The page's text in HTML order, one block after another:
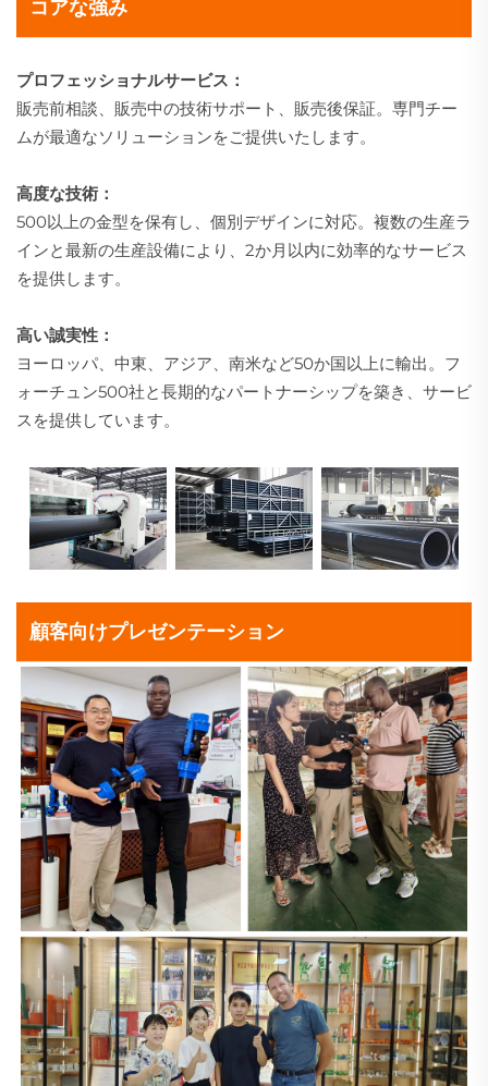
コアな強み
プロフェッショナルサービス：
販売前相談、販売中の技術サポート、販売後保証。専門チー
ムが最適なソリューションをご提供いたします。
高度な技術：
500以上の金型を保有し、個別デザインに対応。複数の生産ラ
インと最新の生産設備により、2か月以内に効率的なサービス
を提供します。
高い誠実性：
ヨーロッパ、中東、アジア、南米など50か国以上に輸出。フ
ォーチュン500社と長期的なパートナーシップを築き、サービ
スを提供しています。
顧客向けプレゼンテーション